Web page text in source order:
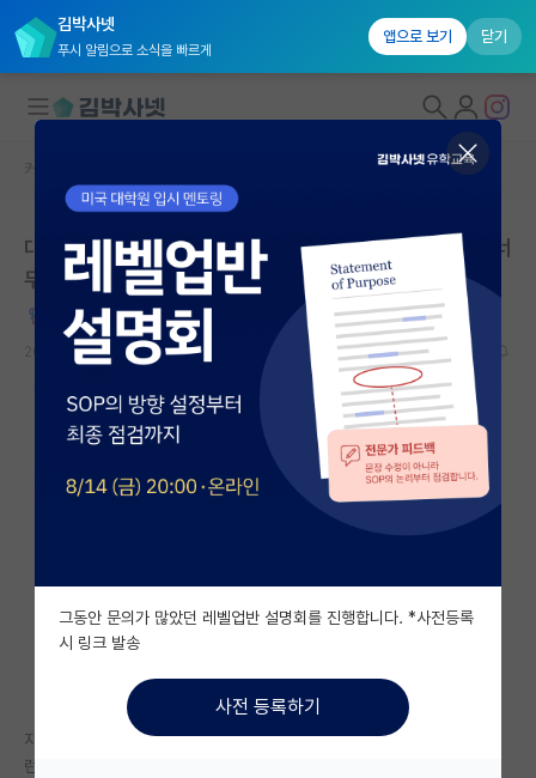
김박사넷
푸시 알림으로 소식을 빠르게
앱으로 보기 닫기
대학원생 모집
국내대학원 정보
연구실&오픈랩
커뮤니티
커뮤니티 홈
전체글보기
베스트 게시판
자유 게시판(아무개랩)
미국 유학 게시판
미국 대학원 합격 후기 게시판
대학원생 모집 게시판
커뮤니티 홈
대학원 진학 가능할까요?’ 라고 물어보는 이런 질문들… 너
무 의미없지 않나요?
만만한 피보나치
2022.11.22 29 49917
자신의 스펙 나열하면서 ‘이런 대학원 진학 가능할까요?’ 라고 물어보는 이
런 질문들… 너무 의미없지 않나요?
그동안 문의가 많았던 레벨업반 설명회를 진행합니다. *사전등록
시 링크 발송
사전 등록하기